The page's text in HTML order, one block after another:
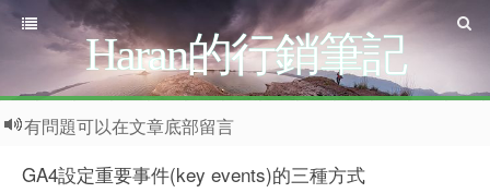
Haran的行銷筆記
有問題可以在文章底部留言
GA4設定重要事件(key events)的三種方式